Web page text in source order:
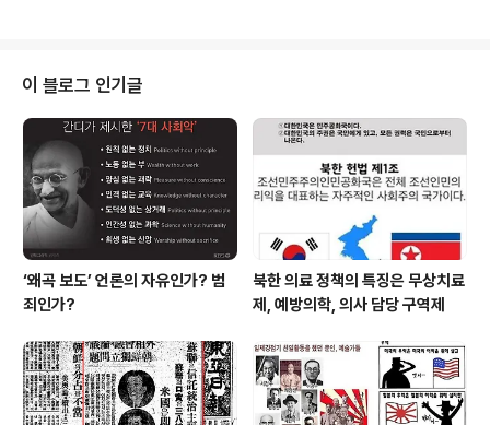
있는지, 행복이란 무엇이며, 사랑이, 역사가. 종교가 무엇인
지, 문화가 무엇인지... 그런 걸 모르고 먹고 자고 입고 살면
사람답게 살 수 있을까? 무조건 많이 배우고 많이 알고 전
교에서 몇 등하고... 그렇게 학벌과 스펙을 쌓으면 훌륭한
사람이 되는가? 부모님들은 자기 자녀가 그렇게 살기를
바..
이 블로그 인기글
‘왜곡 보도’ 언론의 자유인가? 범
죄인가?
북한 의료 정책의 특징은 무상치료
제, 예방의학, 의사 담당 구역제